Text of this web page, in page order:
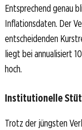
Entsprechend genau
Inflationsdaten. Der
entscheidenden
liegt bei annualisiert
hoch.
Institutionelle
Trotz der jüngsten